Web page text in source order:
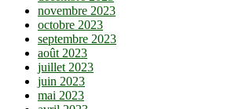
novembre 2023
octobre 2023
septembre 2023
août 2023
juillet 2023
juin 2023
mai 2023